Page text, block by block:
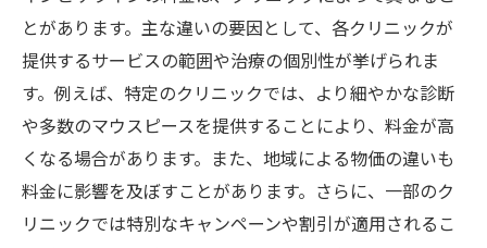
インビザラインの費用透明性が患者にもたらす
メリット
患者の不安を軽減する料金透明性
治療全体の費用を把握するためのガイド
料金透明性がもたらす治療計画の安定性
インビザラインの選択が簡単になる理由
安心して治療を受けるための情報提供
とがあります。主な違いの要因として、各クリニックが
提供するサービスの範囲や治療の個別性が挙げられま
す。例えば、特定のクリニックでは、より細やかな診断
や多数のマウスピースを提供することにより、料金が高
くなる場合があります。また、地域による物価の違いも
料金に影響を及ぼすことがあります。さらに、一部のク
リニックでは特別なキャンペーンや割引が適用されるこ